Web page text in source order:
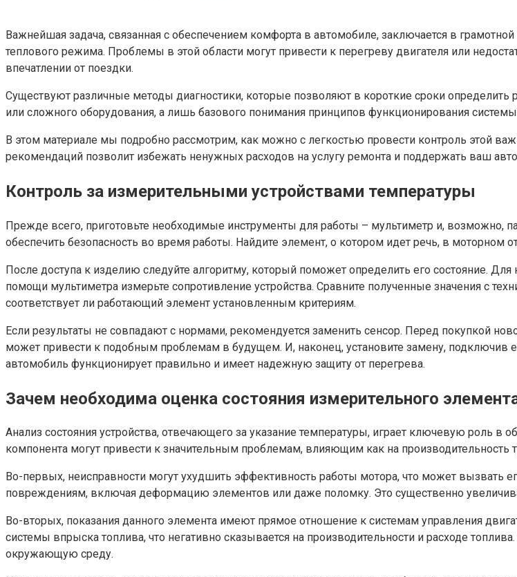
Важнейшая задача, связанная с обеспечением комфорта в автомобиле, заключается в
теплового режима. Проблемы в этой области могут привести к перегреву двигателя или
впечатлении от поездки.
Существуют различные методы диагностики, которые позволяют в короткие сроки определить
или сложного оборудования, а лишь базового понимания принципов функционирования
В этом материале мы подробно рассмотрим, как можно с легкостью провести контроль этой
рекомендаций позволит избежать ненужных расходов на услугу ремонта и поддержать ваш
Контроль за измерительными устройствами температуры
Прежде всего, приготовьте необходимые инструменты для работы – мультиметр и, возможно,
обеспечить безопасность во время работы. Найдите элемент, о котором идет речь, в моторном
После доступа к изделию следуйте алгоритму, который поможет определить его состояние.
помощи мультиметра измерьте сопротивление устройства. Сравните полученные значения с
соответствует ли работающий элемент установленным критериям.
Если результаты не совпадают с нормами, рекомендуется заменить сенсор. Перед покупкой
может привести к подобным проблемам в будущем. И, наконец, установите замену, подключив
автомобиль функционирует правильно и имеет надежную защиту от перегрева.
Зачем необходима оценка состояния измерительного
Анализ состояния устройства, отвечающего за указание температуры, играет ключевую роль в
компонента могут привести к значительным проблемам, влияющим как на производительность
Во-первых, неисправности могут ухудшить эффективность работы мотора, что может вызвать
повреждениям, включая деформацию элементов или даже поломку. Это существенно
Во-вторых, показания данного элемента имеют прямое отношение к системам управления
системы впрыска топлива, что негативно сказывается на производительности и расходе
окружающую среду.